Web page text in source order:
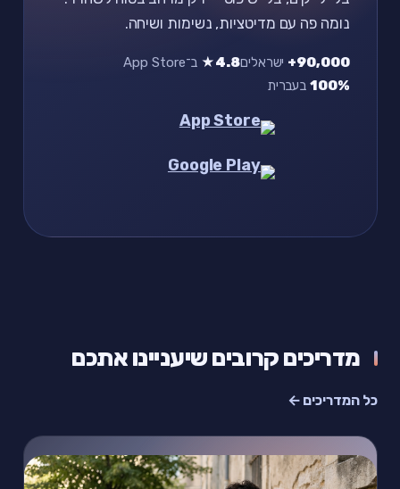
נומה פה עם מדיטציות, נשימות ושיחה.
90,000+ ישראלים4.8★
ב־App Store
100%בעברית
מדריכים קרובים שיעניינו אתכם
כל המדריכים ←